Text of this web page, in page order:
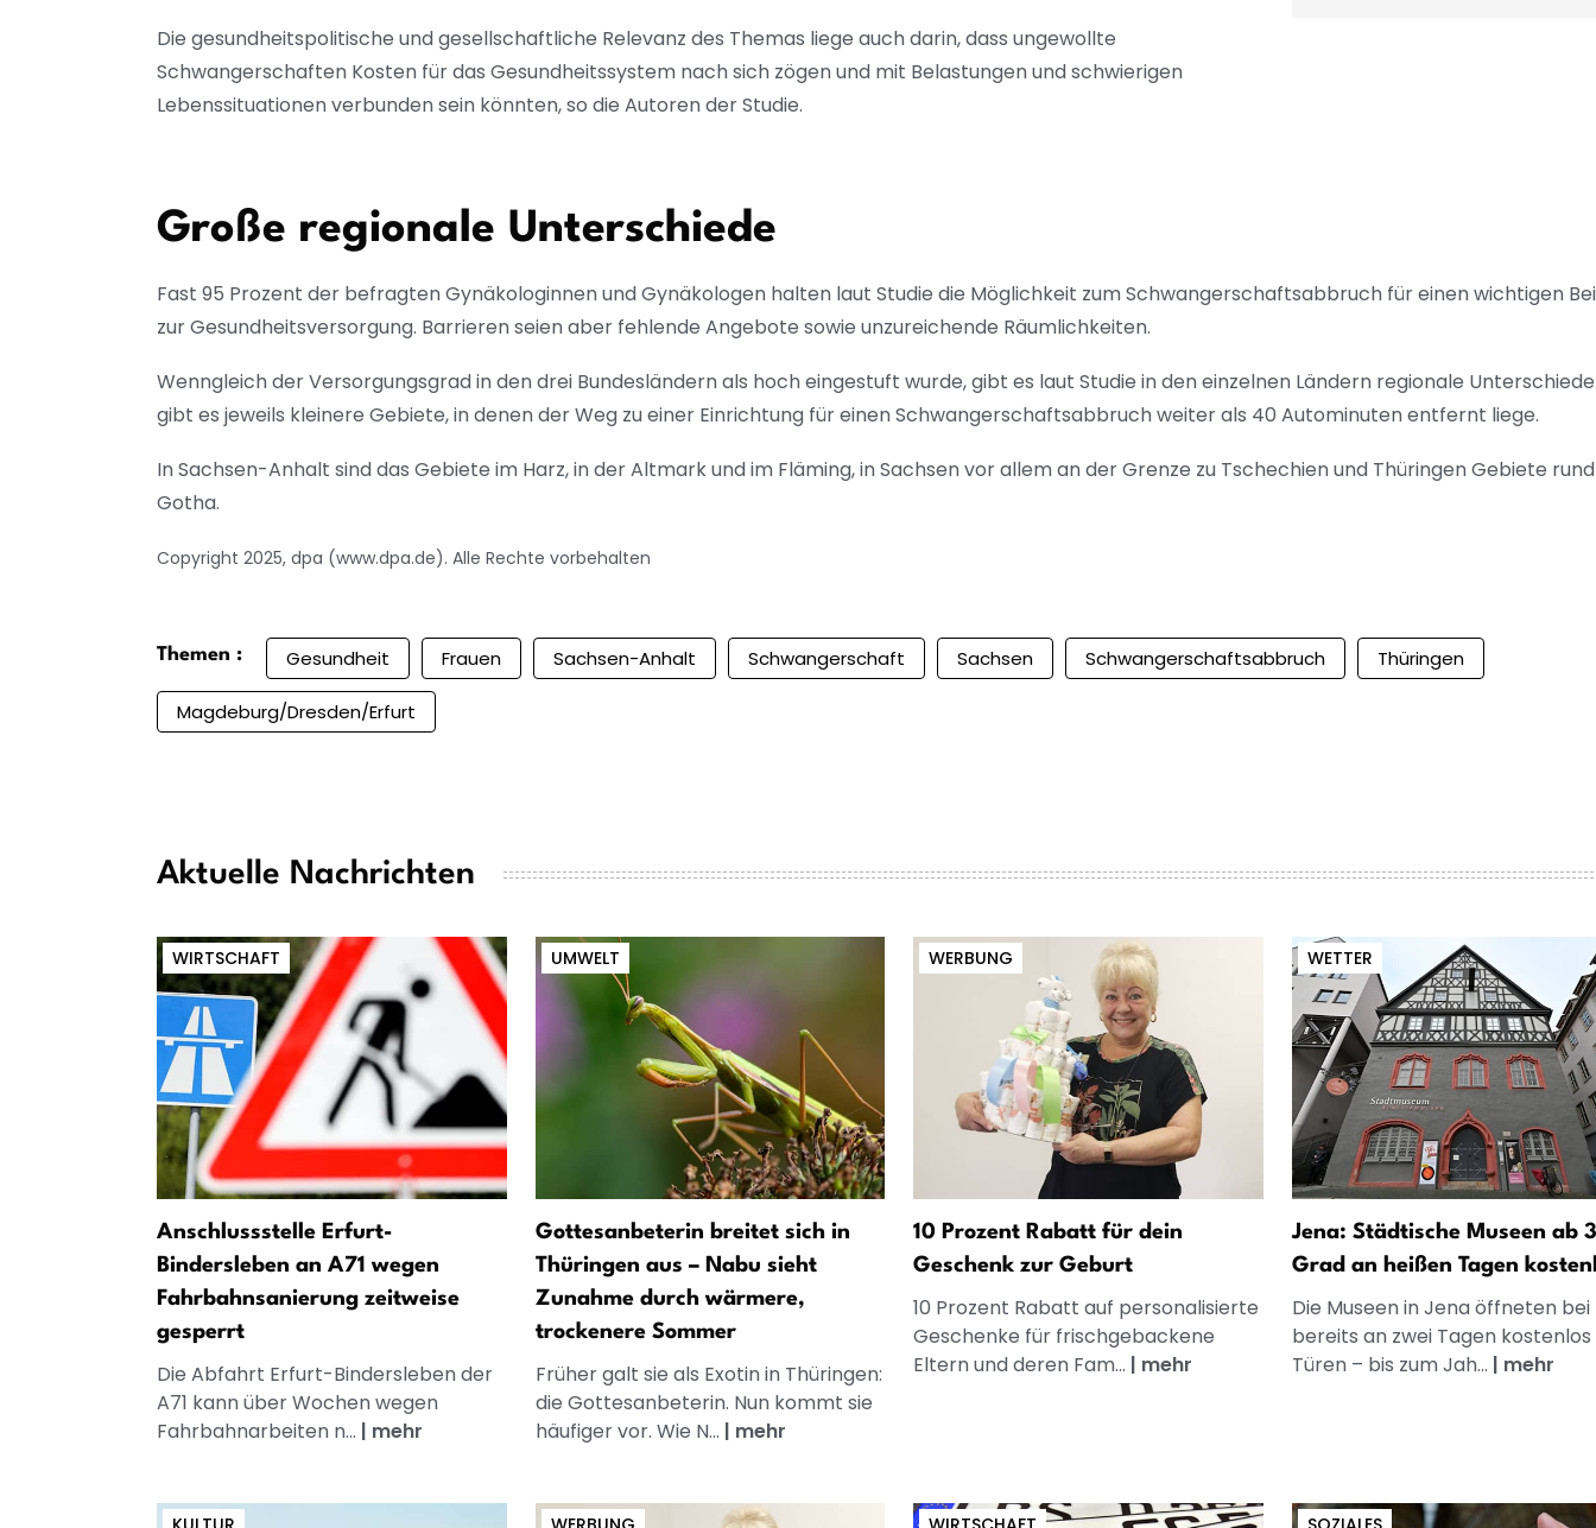
Die gesundheitspolitische und gesellschaftliche Relevanz des Themas liege auch darin, dass ungewollte
Schwangerschaften Kosten für das Gesundheitssystem nach sich zögen und mit Belastungen und schwierigen
Lebenssituationen verbunden sein könnten, so die Autoren der Studie.
Große regionale Unterschiede
Fast 95 Prozent der befragten Gynäkologinnen und Gynäkologen halten laut Studie die Möglichkeit zum Schwangerschaftsabbruch für einen wichtigen
zur Gesundheitsversorgung. Barrieren seien aber fehlende Angebote sowie unzureichende Räumlichkeiten.
Wenngleich der Versorgungsgrad in den drei Bundesländern als hoch eingestuft wurde, gibt es laut Studie in den einzelnen Ländern regionale
gibt es jeweils kleinere Gebiete, in denen der Weg zu einer Einrichtung für einen Schwangerschaftsabbruch weiter als 40 Autominuten entfernt liege.
In Sachsen-Anhalt sind das Gebiete im Harz, in der Altmark und im Fläming, in Sachsen vor allem an der Grenze zu Tschechien und Thüringen Gebiete
Gotha.
Copyright 2025, dpa (www.dpa.de). Alle Rechte vorbehalten
Themen : Gesundheit Frauen Sachsen-Anhalt Schwangerschaft Sachsen Schwangerschaftsabbruch Thüringen
Magdeburg/Dresden/Erfurt
Aktuelle Nachrichten
WIRTSCHAFT
Anschlussstelle Erfurt-
Bindersleben an A71 wegen
Fahrbahnsanierung zeitweise
gesperrt
Die Abfahrt Erfurt-Bindersleben der
A71 kann über Wochen wegen
Fahrbahnarbeiten n... | mehr
UMWELT
Gottesanbeterin breitet sich in
Thüringen aus – Nabu sieht
Zunahme durch wärmere,
trockenere Sommer
Früher galt sie als Exotin in Thüringen:
die Gottesanbeterin. Nun kommt sie
häufiger vor. Wie N... | mehr
WERBUNG
10 Prozent Rabatt für dein
Geschenk zur Geburt
10 Prozent Rabatt auf personalisierte
Geschenke für frischgebackene
Eltern und deren Fam... | mehr
WETTER
Jena: Städtische Museen ab
Grad an heißen Tagen
Die Museen in Jena öffneten bei
bereits an zwei Tagen kostenlos
Türen – bis zum Jah... | mehr